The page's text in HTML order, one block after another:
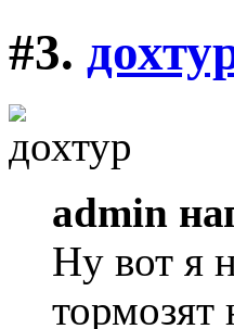
#3.
admin
Ну вот я